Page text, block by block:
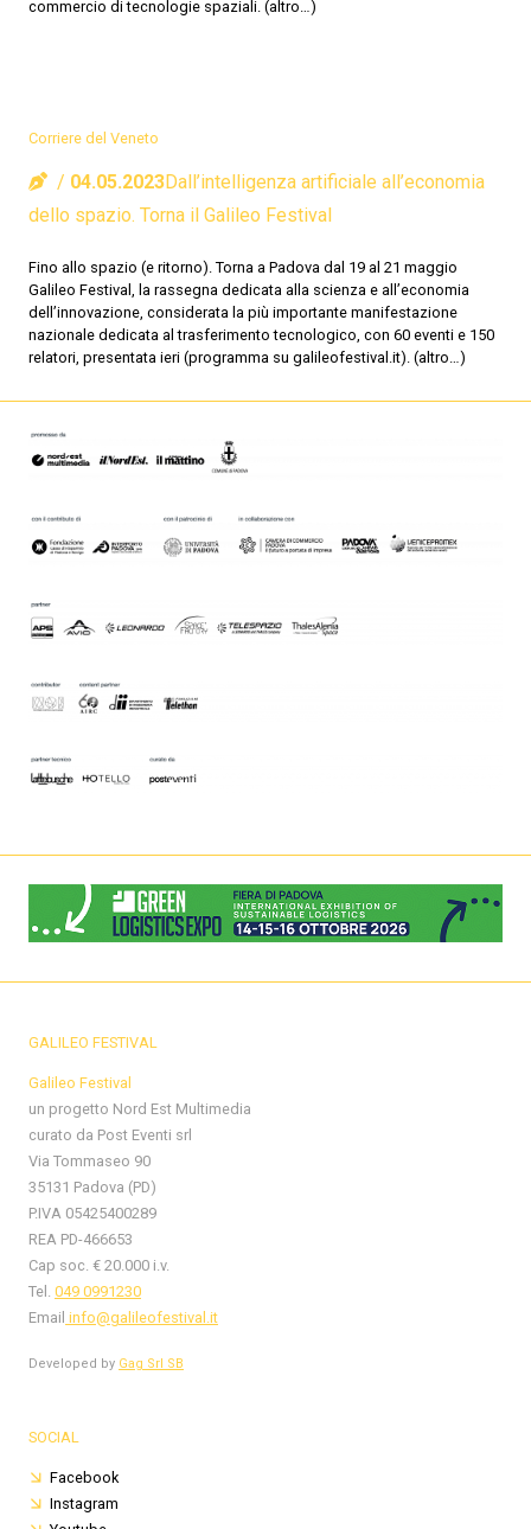
commercio di tecnologie spaziali. (altro…)
Corriere del Veneto
04.05.2023Dall’intelligenza artificiale all’economia
dello spazio. Torna il Galileo Festival
Fino allo spazio (e ritorno). Torna a Padova dal 19 al 21 maggio
Galileo Festival, la rassegna dedicata alla scienza e all’economia
dell’innovazione, considerata la più importante manifestazione
nazionale dedicata al trasferimento tecnologico, con 60 eventi e 150
relatori, presentata ieri (programma su galileofestival.it). (altro…)
GALILEO FESTIVAL
Galileo Festival
un progetto Nord Est Multimedia
curato da Post Eventi srl
Via Tommaseo 90
35131 Padova (PD)
P.IVA 05425400289
REA PD-466653
Cap soc. € 20.000 i.v.
Tel. 049 0991230
Email info@galileofestival.it
Developed by Gag Srl SB
SOCIAL
Facebook
Instagram